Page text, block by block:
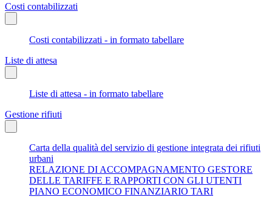
Costi contabilizzati
Costi contabilizzati - in formato tabellare
Liste di attesa
Liste di attesa - in formato tabellare
Gestione rifiuti
Carta della qualità del servizio di gestione integrata dei rifiuti
urbani
RELAZIONE DI ACCOMPAGNAMENTO GESTORE
DELLE TARIFFE E RAPPORTI CON GLI UTENTI
PIANO ECONOMICO FINANZIARIO TARI